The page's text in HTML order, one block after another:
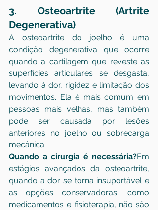
3. Osteoartrite (Artrite
Degenerativa)
A osteoartrite do joelho é uma
condição degenerativa que ocorre
quando a cartilagem que reveste as
superfícies articulares se desgasta,
levando à dor, rigidez e limitação dos
movimentos. Ela é mais comum em
pessoas mais velhas, mas também
pode ser causada por lesões
anteriores no joelho ou sobrecarga
mecânica.
Quando a cirurgia é necessária?Em
estágios avançados da osteoartrite,
quando a dor se torna insuportável e
as opções conservadoras, como
medicamentos e fisioterapia, não são